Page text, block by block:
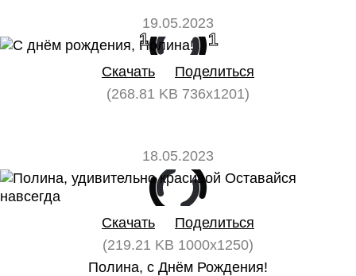
19.05.2023
1 1
Скачать
Поделиться
(268.81 KB 736x1201)
18.05.2023
Скачать
Поделиться
(219.21 KB 1000x1250)
Полина, с Днём Рождения!